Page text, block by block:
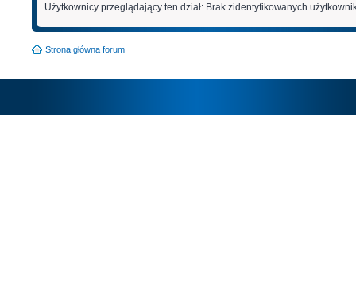
Użytkownicy przeglądający ten dział: Brak zidentyfikowanych
Strona główna forum